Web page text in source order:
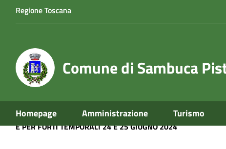
Regione Toscana
Comune di Sambuca
Homepage Amministrazione Turismo
Home News
ALLERTA METEO GIALLA RISCHIO
E PER FORTI TEMPORALI 24 E 25 GIUGNO 2024